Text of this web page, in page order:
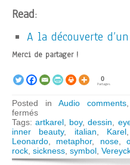
Read:
A la découverte
Merci de partager !
0
Partages
Posted in Audio comments
ferméssur
ARTKAREL
AUDIO
GUIDE:
Ghirlandaio’s
immortality
Tags:artkarel boy,dessin
inner beauty, italian Karel
Leonardo
metaphor, nose,
rock sickness symbol